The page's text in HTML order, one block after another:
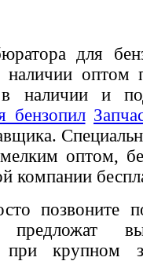
для
наличии оптом
наличии и
бензопил
оптом,
компании
позвоните
предложат
при крупном